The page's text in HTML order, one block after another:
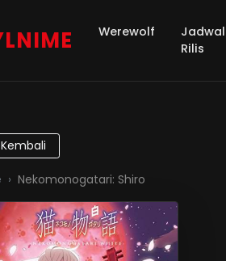
Werewolf
Jadwal
Rilis
Kembali
Nekomonogatari: Shiro